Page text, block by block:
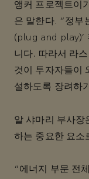
앵커 프로젝트이
은 말한다. “정부
(plug and play)'
니다. 따라서 라
것이 투자자들이
설하도록 장려하
알 샤마리 부사장
하는 중요한 요소
"에너지 부문 전